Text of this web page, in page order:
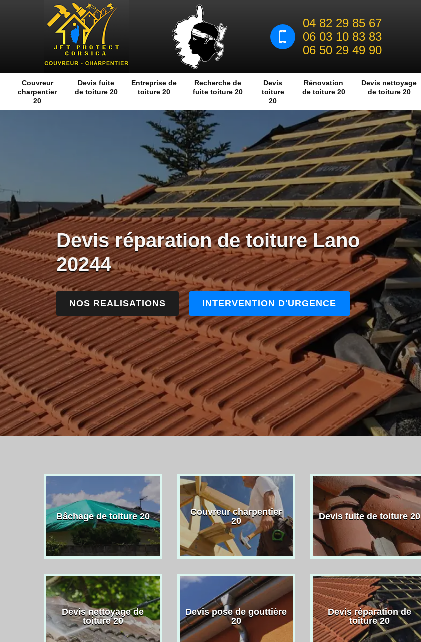
04 82 29 85 67
06 03 10 83 83
06 50 29 49 90
Couvreur
charpentier
20
Devis fuite
de toiture 20
Entreprise de
toiture 20
Recherche de
fuite toiture 20
Devis
toiture
20
Rénovation
de toiture 20
Devis nettoyage
de toiture 20
Devis réparation de toiture Lano
20244
NOS REALISATIONS INTERVENTION D'URGENCE
Bâchage de toiture 20
Couvreur charpentier
20
Devis fuite de toiture 20
Devis nettoyage de
toiture 20
Devis pose de gouttière
20
Devis réparation de
toiture 20